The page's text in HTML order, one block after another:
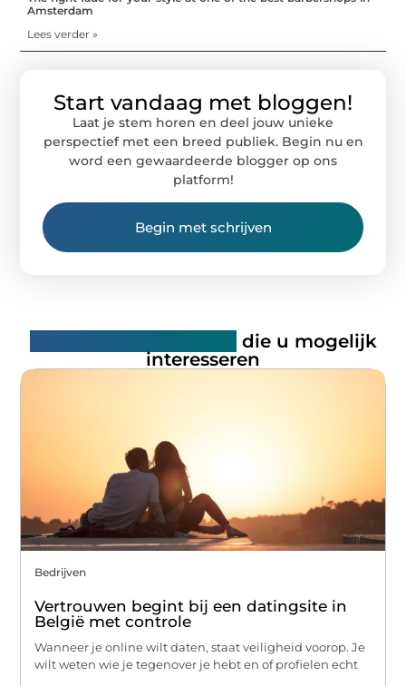
Amsterdam
Lees verder »
Start vandaag met bloggen!
Laat je stem horen en deel jouw unieke
perspectief met een breed publiek. Begin nu en
word een gewaardeerde blogger op ons
platform!
Begin met schrijven
die u mogelijk
interesseren
Bedrijven
Vertrouwen begint bij een datingsite in
België met controle
Wanneer je online wilt daten, staat veiligheid voorop. Je
wilt weten wie je tegenover je hebt en of profielen echt